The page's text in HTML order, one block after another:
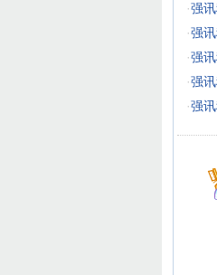
·强
·强
·强
·强
·强